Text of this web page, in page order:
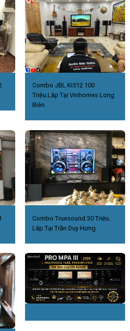
Combo JBL KI512 100
Triệu.Lắp Tại Vinhomes Long
Biên.
Combo Truesound 30 Triệu.
Lắp Tại Trần Duy Hưng